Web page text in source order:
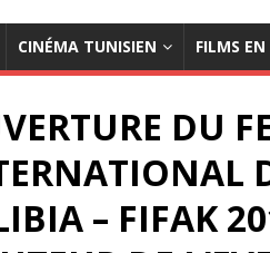
CINÉMA TUNISIEN FILMS EN
DU
– FIFAK